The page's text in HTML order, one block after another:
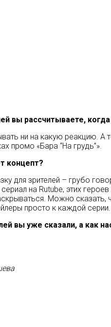
вы рассчитываете,
ни на какую реакцию.
промо «Бара “На грудь”».
концепт?
для зрителей – грубо
на Rutube, этих
Можно
просто к каждой серии.
вы уже сказали, а как